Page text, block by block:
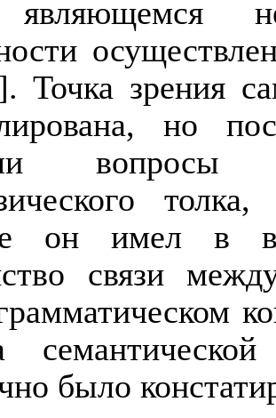
являющемся
Точка зрения
но
вопросы
он имел в
связи
было